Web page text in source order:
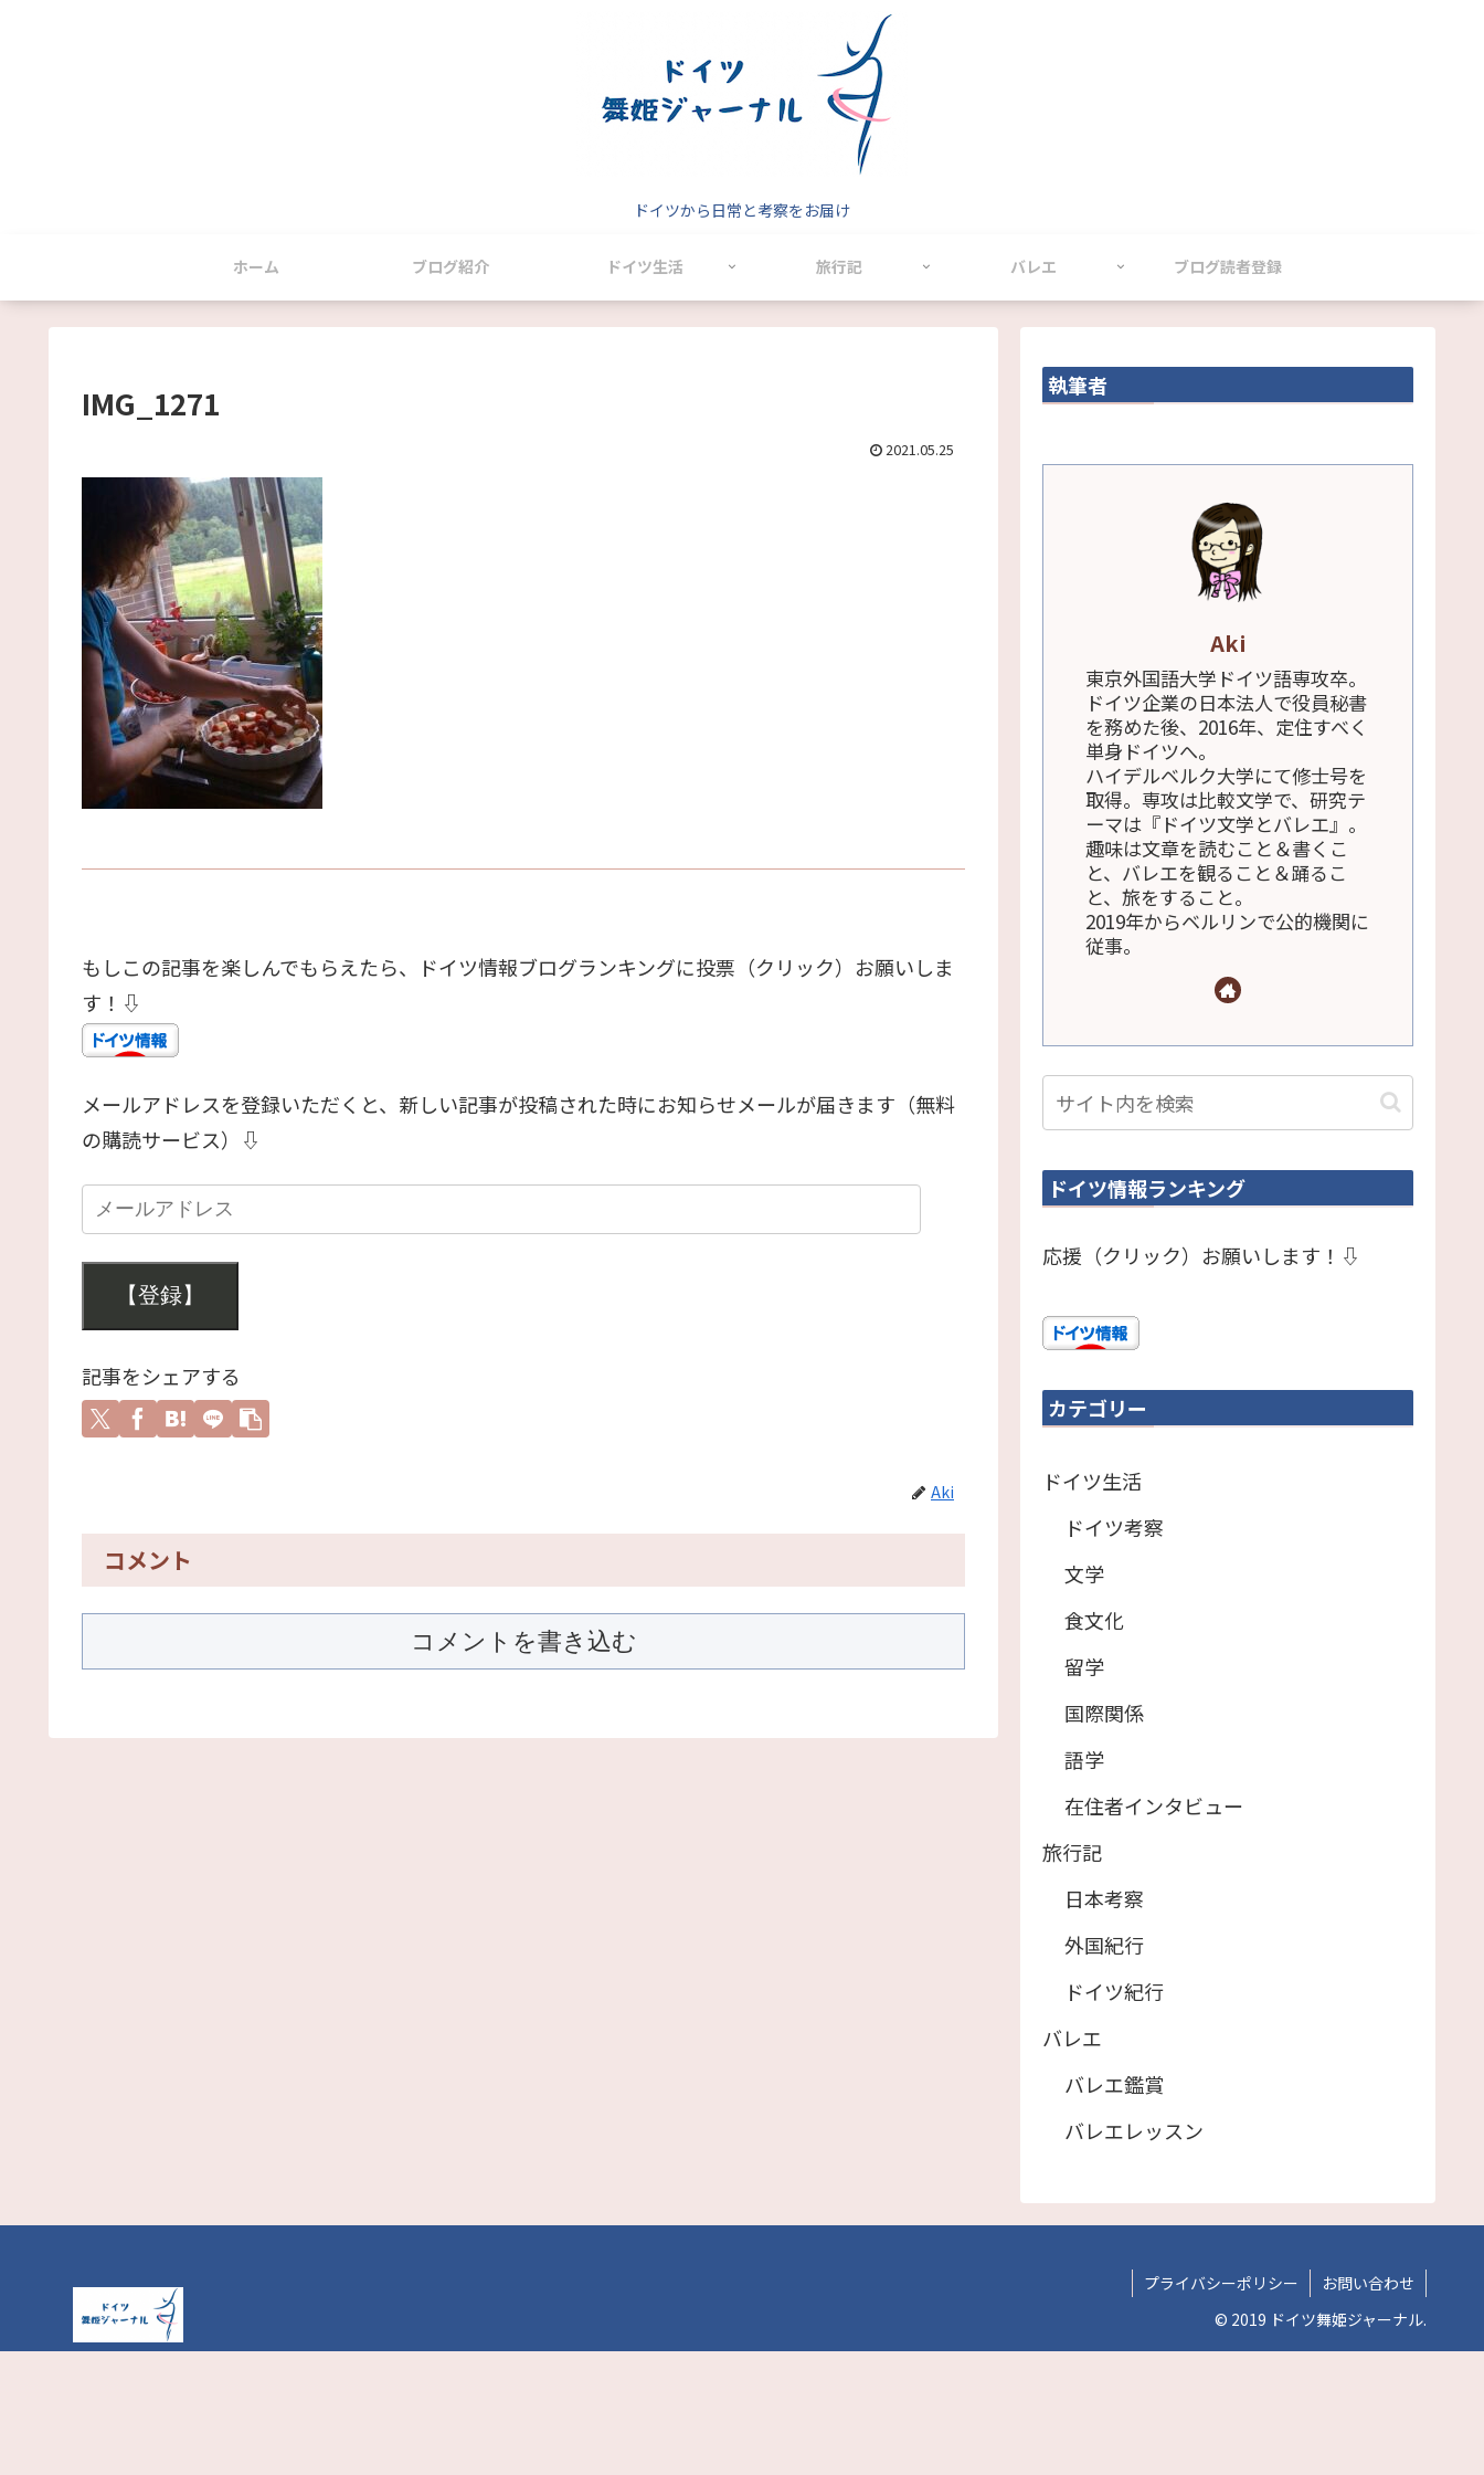
ドイツから日常と考察をお届け
ホーム ブログ紹介 ドイツ生活 旅行記 バレエ ブログ読者登録
IMG_1271
2021.05.25
もしこの記事を楽しんでもらえたら、ドイツ情報ブログランキングに投票（クリック）お願いしま
す！⇩
メールアドレスを登録いただくと、新しい記事が投稿された時にお知らせメールが届きます（無料
の購読サービス）⇩
【登録】
記事をシェアする
Aki
コメント
コメントを書き込む
執筆者
Aki
東京外国語大学ドイツ語専攻卒。
ドイツ企業の日本法人で役員秘書
を務めた後、2016年、定住すべく
単身ドイツへ。
ハイデルベルク大学にて修士号を
取得。専攻は比較文学で、研究テ
ーマは『ドイツ文学とバレエ』。
趣味は文章を読むこと＆書くこ
と、バレエを観ること＆踊るこ
と、旅をすること。
2019年からベルリンで公的機関に
従事。
ドイツ情報ランキング
応援（クリック）お願いします！⇩
カテゴリー
ドイツ生活
ドイツ考察
文学
食文化
留学
国際関係
語学
在住者インタビュー
旅行記
日本考察
外国紀行
ドイツ紀行
バレエ
バレエ鑑賞
バレエレッスン
プライバシーポリシー
お問い合わせ
© 2019 ドイツ舞姫ジャーナル.